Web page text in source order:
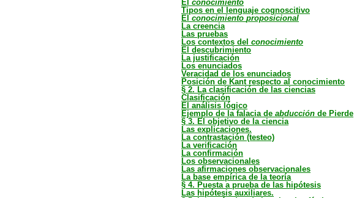
El conocimiento
Tipos en el lenguaje cognoscitivo
El conocimiento proposicional
La creencia
Las pruebas
Los contextos del conocimiento
El descubrimiento
La justificación
Los enunciados
Veracidad de los enunciados
Posición de Kant respecto al conocimiento
§ 2. La clasificación de las ciencias
Clasificación
El análisis lógico
Ejemplo de la falacia de abducción de Pierde
§ 3. El objetivo de la ciencia
Las explicaciones.
La contrastación (testeo)
La verificación
La confirmación
Los observacionales
Las afirmaciones observacionales
La base empírica de la teoría
§ 4. Puesta a prueba de las hipótesis
Las hipótesis auxiliares.